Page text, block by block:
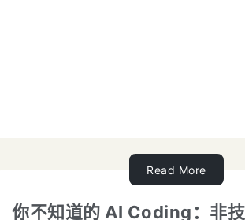
Read More
你不知道的 AI Coding：非